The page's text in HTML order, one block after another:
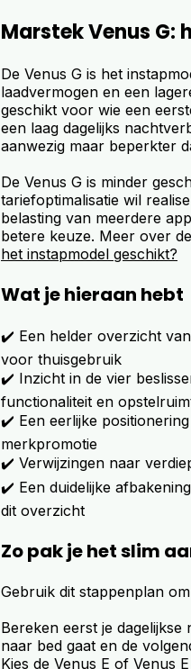
Marstek Venus G:
De Venus G is het
laadvermogen en een
geschikt voor wie een
een laag dagelijks
aanwezig maar beperkter
De Venus G is minder
tariefoptimalisatie wil
belasting van meerdere
betere keuze. Meer over
het instapmodel geschikt?
Wat je hieraan hebt
✔️ Een helder overzicht
voor thuisgebruik
✔️ Inzicht in de vier
functionaliteit en
✔️ Een eerlijke
merkpromotie
✔️ Verwijzingen naar
✔️ Een duidelijke
dit overzicht
Zo pak je het slim
Gebruik dit stappenplan
Bereken eerst je
naar bed gaat en de
Kies de Venus E of Venus